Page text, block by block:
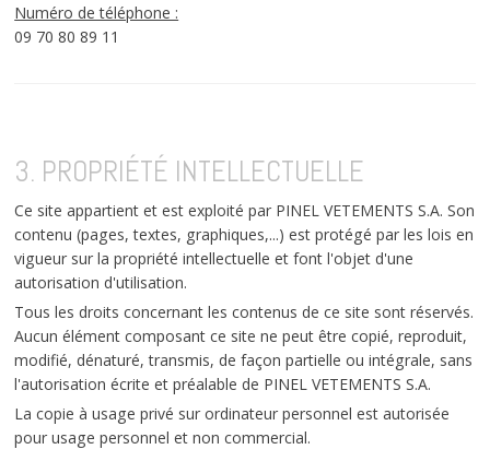
Numéro de téléphone :
09 70 80 89 11
3. PROPRIÉTÉ INTELLECTUELLE
Ce site appartient et est exploité par PINEL VETEMENTS S.A. Son
contenu (pages, textes, graphiques,...) est protégé par les lois en
vigueur sur la propriété intellectuelle et font l'objet d'une
autorisation d'utilisation.
Tous les droits concernant les contenus de ce site sont réservés.
Aucun élément composant ce site ne peut être copié, reproduit,
modifié, dénaturé, transmis, de façon partielle ou intégrale, sans
l'autorisation écrite et préalable de PINEL VETEMENTS S.A.
La copie à usage privé sur ordinateur personnel est autorisée
pour usage personnel et non commercial.